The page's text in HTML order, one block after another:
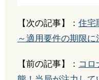
【次の記事】： 住宅
～適用要件の期限に
【前の記事】： コロ